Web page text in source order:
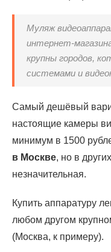
Муляж
интернет-
крупны городов,
системами и
Самый дешёвый
настоящие камеры
минимум в 1500
в Москве, но в
незначительная.
Купить аппаратуру
любом другом
(Москва, к примеру).